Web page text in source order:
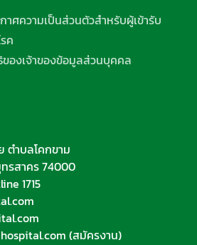
าศความเป็นส่วนตัวสำหรับผู้เข้ารับ
ค
องเจ้าของข้อมูลส่วนบุคคล
ตำบลโคกขาม
รสาคร 74000
1715
(สมัครงาน)